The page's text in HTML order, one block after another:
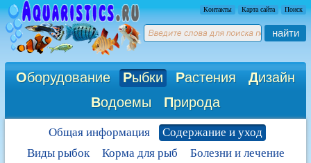
Контакты Карта сайта Поиск
найти
Оборудование Рыбки Растения Дизайн
Водоемы Природа
Общая информация
Содержание и уход
Виды рыбок
Корма для рыб
Болезни и лечение